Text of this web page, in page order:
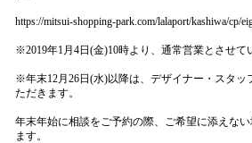
https://mitsui-shopping-park.com/lalaport/kashiwa/cp/
※2019年1月4日(金)10時より、通常営業とさせて
※年末12月26日(水)以降は、デザイナー・スタッ
ただきます。
年末年始に相談をご予約の際、ご希望に添えな
ます。